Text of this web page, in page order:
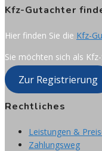
Kfz-Gutachter
Hier finden Sie die Kfz-
Sie möchten sich als
Zur Registrierung
Rechtliches
Leistungen &
Zahlungsweg